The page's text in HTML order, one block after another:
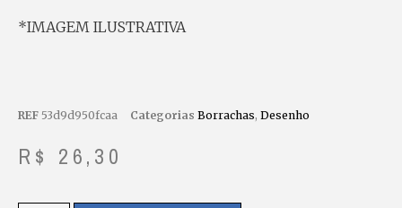
*IMAGEM ILUSTRATIVA
REF 53d9d950fcaa Categorias Borrachas, Desenho
R$ 26,30